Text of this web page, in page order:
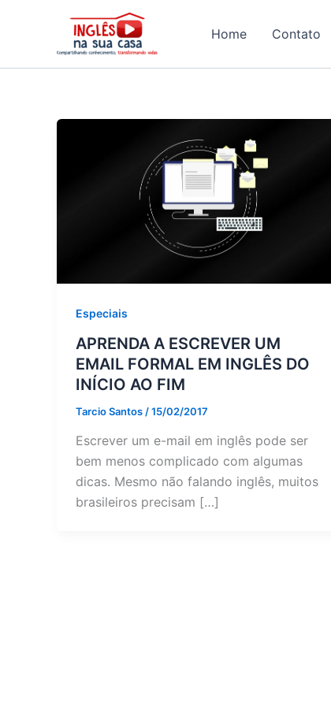
conteúdo
Home Contato
Especiais
APRENDA A ESCREVER UM
EMAIL FORMAL EM INGLÊS DO
INÍCIO AO FIM
Tarcio Santos /15/02/2017
Escrever um e-mail em inglês pode ser
bem menos complicado com algumas
dicas. Mesmo não falando inglês, muitos
brasileiros precisam […]